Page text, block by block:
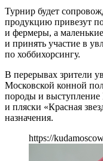
Турнир будет
продукцию привезут
и фермеры, а
и принять участие в
по хоббихорсингу.
В перерывах зрители
Московской конной
породы и выступление
и пляски «Красная
назначения.
https://